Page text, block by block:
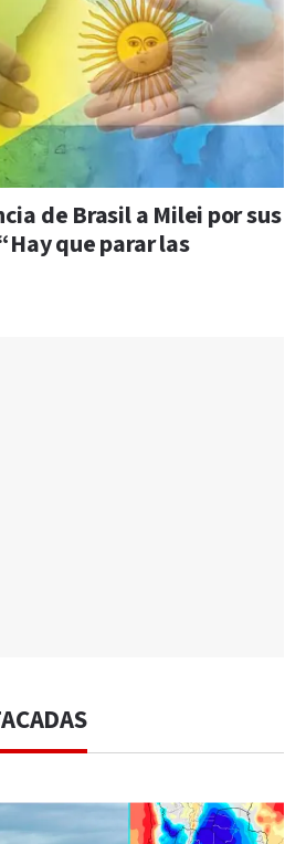
de Brasil a Milei por sus
que parar las